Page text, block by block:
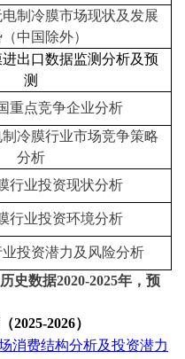
制冷膜市场现状及发展
中国除外）
出口数据监测分析及预
测
重点竞争企业分析
冷膜行业市场竞争策略
分析
行业投资现状分析
行业投资环境分析
投资潜力及风险分析
史数据2020-2025年，预
2025-2026）
消费结构分析及投资潜力